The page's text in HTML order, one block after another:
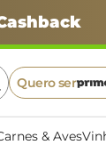
Quero ser
& Aves